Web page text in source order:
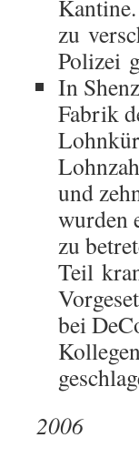
zu
Polizei
In
Fabrik
und
wurden
zu
Teil
bei
2006